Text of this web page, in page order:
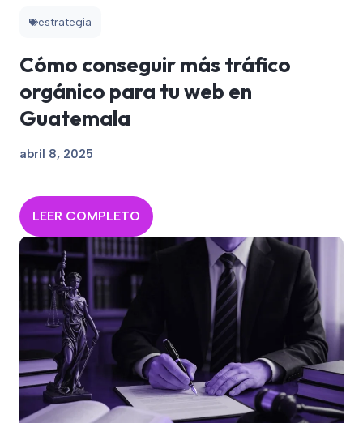
estrategia
Cómo conseguir más tráfico
orgánico para tu web en
Guatemala
abril 8, 2025
LEER COMPLETO